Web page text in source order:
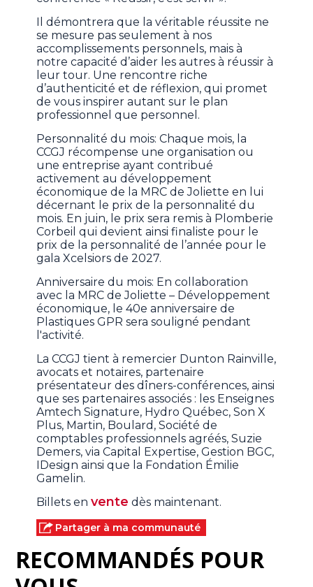
Il démontrera que la véritable réussite ne
se mesure pas seulement à nos
accomplissements personnels, mais à
notre capacité d’aider les autres à réussir à
leur tour. Une rencontre riche
d’authenticité et de réflexion, qui promet
de vous inspirer autant sur le plan
professionnel que personnel.
Personnalité du mois: Chaque mois, la
CCGJ récompense une organisation ou
une entreprise ayant contribué
activement au développement
économique de la MRC de Joliette en lui
décernant le prix de la personnalité du
mois. En juin, le prix sera remis à Plomberie
Corbeil qui devient ainsi finaliste pour le
prix de la personnalité de l’année pour le
gala Xcelsiors de 2027.
Anniversaire du mois: En collaboration
avec la MRC de Joliette – Développement
économique, le 40e anniversaire de
Plastiques GPR sera souligné pendant
l'activité.
La CCGJ tient à remercier Dunton Rainville,
avocats et notaires, partenaire
présentateur des dîners-conférences, ainsi
que ses partenaires associés : les Enseignes
Amtech Signature, Hydro Québec, Son X
Plus, Martin, Boulard, Société de
comptables professionnels agréés, Suzie
Demers, via Capital Expertise, Gestion BGC,
IDesign ainsi que la Fondation Émilie
Gamelin.
Billets envente dès maintenant.
Partager à ma communauté
RECOMMANDÉS POUR